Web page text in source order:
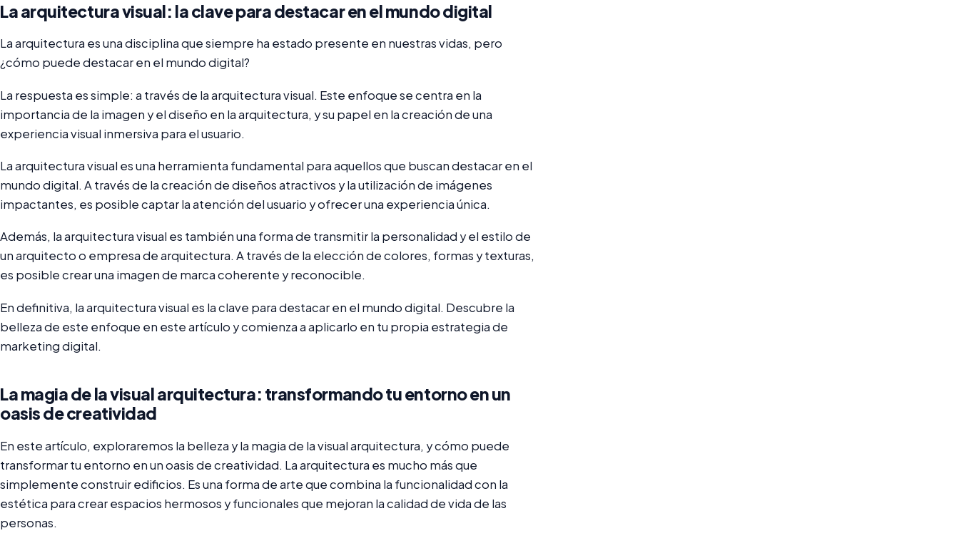
La arquitectura visual: la clave para destacar en el mundo digital
La arquitectura es una disciplina que siempre ha estado presente en nuestras vidas, pero
¿cómo puede destacar en el mundo digital?
La respuesta es simple: a través de la arquitectura visual. Este enfoque se centra en la
importancia de la imagen y el diseño en la arquitectura, y su papel en la creación de una
experiencia visual inmersiva para el usuario.
La arquitectura visual es una herramienta fundamental para aquellos que buscan destacar en el
mundo digital. A través de la creación de diseños atractivos y la utilización de imágenes
impactantes, es posible captar la atención del usuario y ofrecer una experiencia única.
Además, la arquitectura visual es también una forma de transmitir la personalidad y el estilo de
un arquitecto o empresa de arquitectura. A través de la elección de colores, formas y texturas,
es posible crear una imagen de marca coherente y reconocible.
En definitiva, la arquitectura visual es la clave para destacar en el mundo digital. Descubre la
belleza de este enfoque en este artículo y comienza a aplicarlo en tu propia estrategia de
marketing digital.
La magia de la visual arquitectura: transformando tu entorno en un
oasis de creatividad
En este artículo, exploraremos la belleza y la magia de la visual arquitectura, y cómo puede
transformar tu entorno en un oasis de creatividad. La arquitectura es mucho más que
simplemente construir edificios. Es una forma de arte que combina la funcionalidad con la
estética para crear espacios hermosos y funcionales que mejoran la calidad de vida de las
personas.